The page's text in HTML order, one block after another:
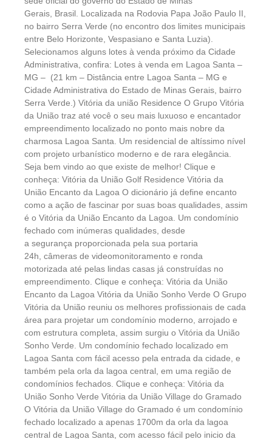
Gerais, Brasil. Localizada na Rodovia Papa João Paulo II,
no bairro Serra Verde (no encontro dos limites municipais
entre Belo Horizonte, Vespasiano e Santa Luzia).
Selecionamos alguns lotes à venda próximo da Cidade
Administrativa, confira: Lotes à venda em Lagoa Santa –
MG – (21 km – Distância entre Lagoa Santa – MG e
Cidade Administrativa do Estado de Minas Gerais, bairro
Serra Verde.) Vitória da união Residence O Grupo Vitória
da União traz até você o seu mais luxuoso e encantador
empreendimento localizado no ponto mais nobre da
charmosa Lagoa Santa. Um residencial de altíssimo nível
com projeto urbanístico moderno e de rara elegância.
Seja bem vindo ao que existe de melhor! Clique e
conheça: Vitória da União Golf Residence Vitória da
União Encanto da Lagoa O dicionário já define encanto
como a ação de fascinar por suas boas qualidades, assim
é o Vitória da União Encanto da Lagoa. Um condomínio
fechado com inúmeras qualidades, desde
a segurança proporcionada pela sua portaria
24h, câmeras de videomonitoramento e ronda
motorizada até pelas lindas casas já construídas no
empreendimento. Clique e conheça: Vitória da União
Encanto da Lagoa Vitória da União Sonho Verde O Grupo
Vitória da União reuniu os melhores profissionais de cada
área para projetar um condomínio moderno, arrojado e
com estrutura completa, assim surgiu o Vitória da União
Sonho Verde. Um condomínio fechado localizado em
Lagoa Santa com fácil acesso pela entrada da cidade, e
também pela orla da lagoa central, em uma região de
condomínios fechados. Clique e conheça: Vitória da
União Sonho Verde Vitória da União Village do Gramado
O Vitória da União Village do Gramado é um condomínio
fechado localizado a apenas 1700m da orla da lagoa
central de Lagoa Santa, com acesso fácil pelo inicio da